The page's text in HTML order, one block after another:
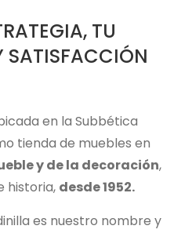
TU
SATISFACCIÓN
en la Subbética
tienda de muebles en
y de la decoración,
historia, desde 1952.
es nuestro nombre y